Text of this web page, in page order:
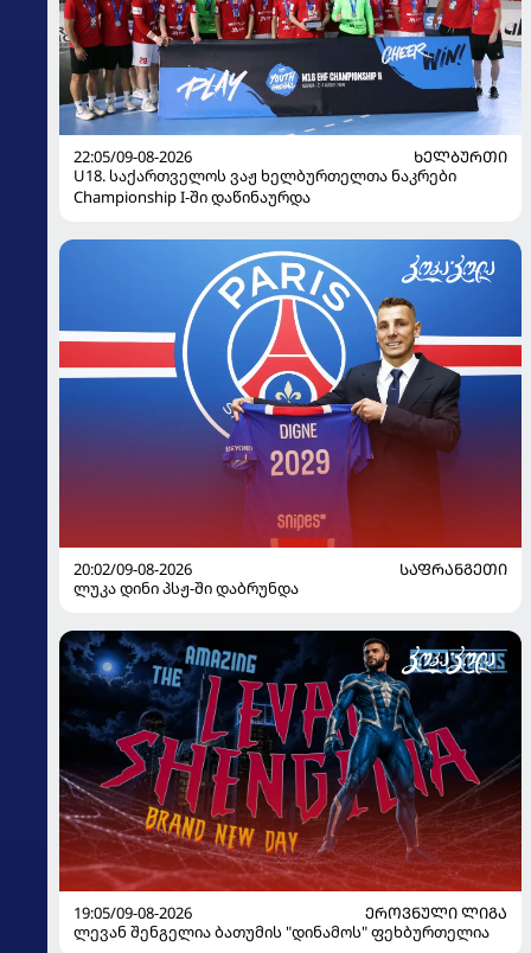
22:05/09-08-2026
ᲮᲔᲚᲑᲣᲠᲗᲘ
U18. საქართველოს ვაჟ ხელბურთელთა ნაკრები
Championship I-ში დაწინაურდა
20:02/09-08-2026
ᲡᲐᲤᲠᲐᲜᲒᲔᲗᲘ
ლუკა დინი პსჟ-ში დაბრუნდა
19:05/09-08-2026
ᲔᲠᲝᲕᲜᲣᲚᲘ ᲚᲘᲒᲐ
ლევან შენგელია ბათუმის "დინამოს" ფეხბურთელია